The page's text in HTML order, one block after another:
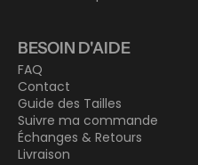
BESOIN D'AIDE
FAQ
Contact
Guide des Tailles
Suivre ma commande
Échanges & Retours
Livraison